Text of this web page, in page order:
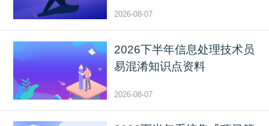
2026-08-07
2026下半年信息处理技术员
易混淆知识点资料
2026-08-07